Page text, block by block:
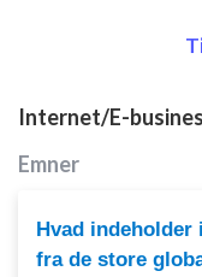
Internet/E-
Emner
Hvad
fra de store